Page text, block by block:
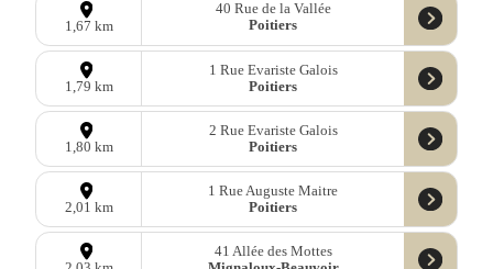
1,67 km
40 Rue de la Vallée
Poitiers
1,79 km
1 Rue Evariste Galois
Poitiers
1,80 km
2 Rue Evariste Galois
Poitiers
2,01 km
1 Rue Auguste Maitre
Poitiers
41 Allée des Mottes